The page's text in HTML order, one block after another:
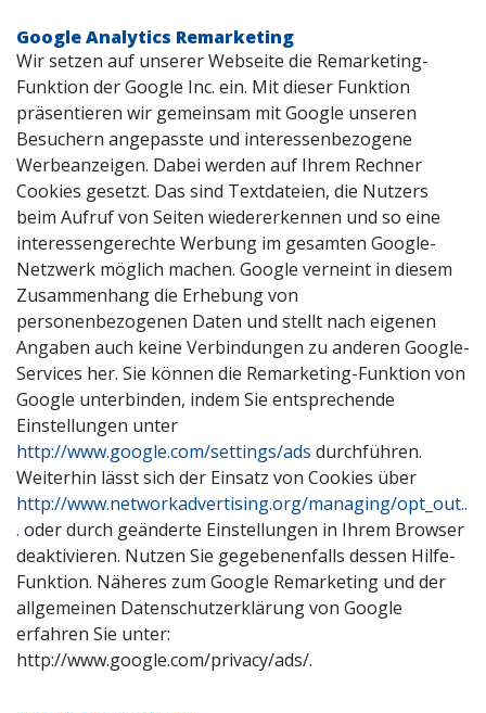
Google Analytics Remarketing
Wir setzen auf unserer Webseite die Remarketing-
Funktion der Google Inc. ein. Mit dieser Funktion
präsentieren wir gemeinsam mit Google unseren
Besuchern angepasste und interessenbezogene
Werbeanzeigen. Dabei werden auf Ihrem Rechner
Cookies gesetzt. Das sind Textdateien, die Nutzers
beim Aufruf von Seiten wiedererkennen und so eine
interessengerechte Werbung im gesamten Google-
Netzwerk möglich machen. Google verneint in diesem
Zusammenhang die Erhebung von
personenbezogenen Daten und stellt nach eigenen
Angaben auch keine Verbindungen zu anderen Google-
Services her. Sie können die Remarketing-Funktion von
Google unterbinden, indem Sie entsprechende
Einstellungen unter
http://www.google.com/settings/ads durchführen.
Weiterhin lässt sich der Einsatz von Cookies über
http://www.networkadvertising.org/managing/opt_out..
. oder durch geänderte Einstellungen in Ihrem Browser
deaktivieren. Nutzen Sie gegebenenfalls dessen Hilfe-
Funktion. Näheres zum Google Remarketing und der
allgemeinen Datenschutzerklärung von Google
erfahren Sie unter:
http://www.google.com/privacy/ads/.